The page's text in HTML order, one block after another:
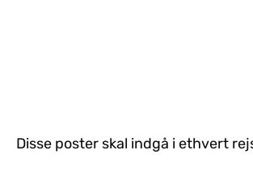
Disse poster skal indgå i ethvert